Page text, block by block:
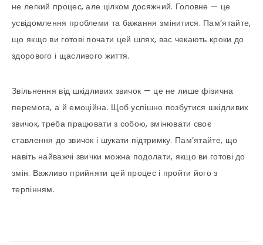
не легкий процес, але цілком досяжний. Головне — це
усвідомлення проблеми та бажання змінитися. Пам’ятайте,
що якщо ви готові почати цей шлях, вас чекають кроки до
здорового і щасливого життя.
Звільнення від шкідливих звичок — це не лише фізична
перемога, а й емоційна. Щоб успішно позбутися шкідливих
звичок, треба працювати з собою, змінювати своє
ставлення до звичок і шукати підтримку. Пам’ятайте, що
навіть найважчі звички можна подолати, якщо ви готові до
змін. Важливо прийняти цей процес і пройти його з
терпінням.